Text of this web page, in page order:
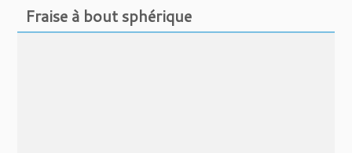
Fraise à bout sphérique